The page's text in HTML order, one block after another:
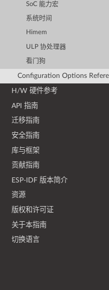
SoC 能力宏
系统时间
Himem
ULP 协处理器
看门狗
Configuration Options
H/W 硬件参考
API 指南
迁移指南
安全指南
库与框架
贡献指南
ESP-IDF 版本简介
资源
版权和许可证
关于本指南
切换语言